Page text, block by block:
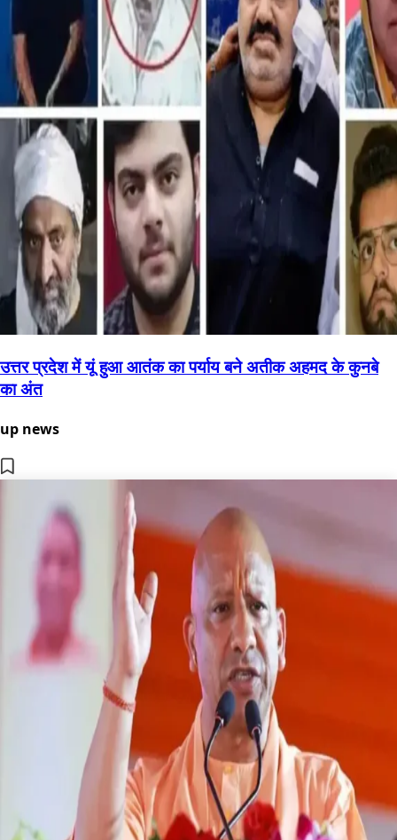
उत्तर प्रदेश में यूं हुआ आतंक का पर्याय बने अतीक अहमद के कुनबे
का अंत
up news